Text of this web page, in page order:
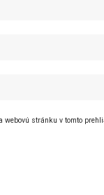
webovú stránku v tomto